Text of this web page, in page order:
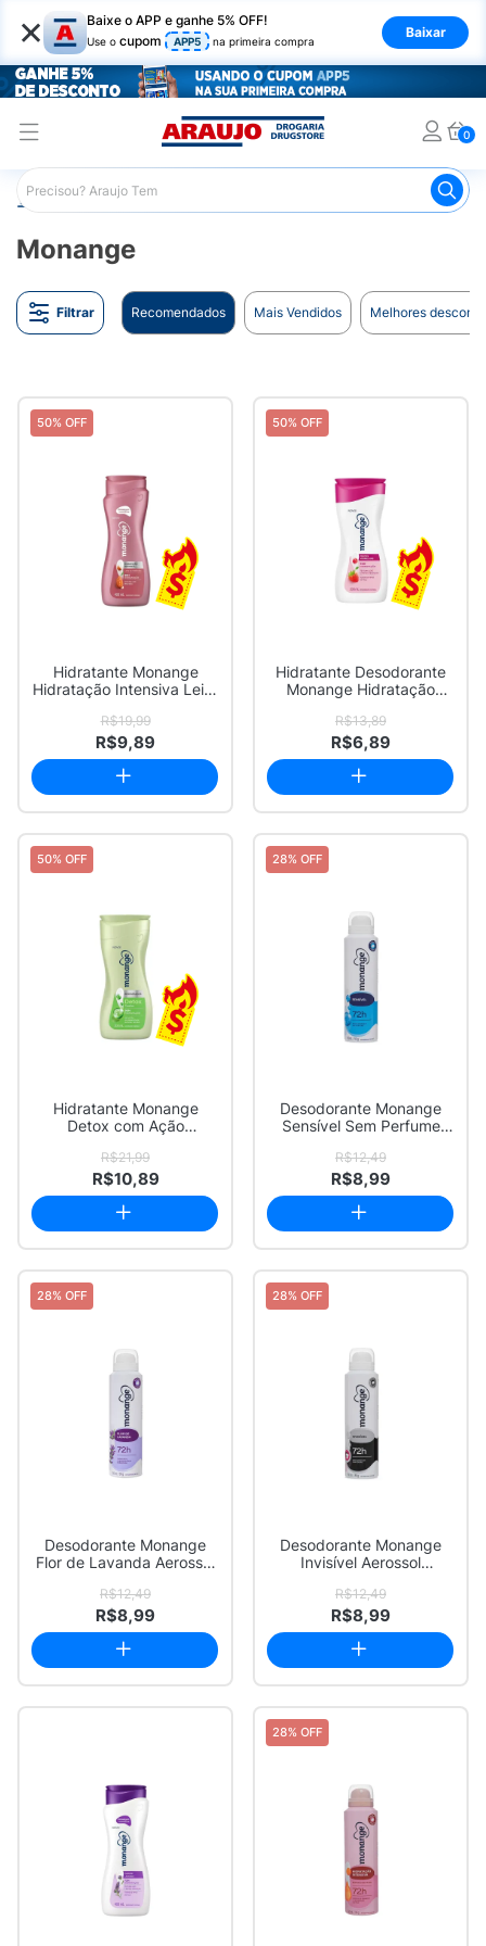
× Baixe o APP e ganhe 5% OFF!
Use o cupom APP5 na primeira compra
Baixar
0
Araujo Marcas
Monange
Filtrar Recomendados Mais Vendidos Melhores
50% OFF
Hidratante Monange
Hidratação Intensiva Leite
R$19,99
R$9,89
50% OFF
Hidratante Desodorante
Monange Hidratação
R$13,89
R$6,89
50% OFF
Hidratante Monange
Detox com Ação
R$21,99
R$10,89
28% OFF
Desodorante Monange
Sensível Sem Perfume
R$12,49
R$8,99
28% OFF
Desodorante Monange
Flor de Lavanda Aerossol
R$12,49
R$8,99
28% OFF
Desodorante Monange
Invisível Aerossol
R$12,49
R$8,99
28% OFF